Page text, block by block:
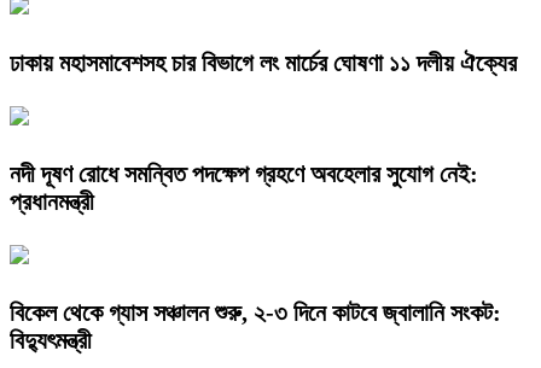
ঢাকায় মহাসমাবেশসহ চার বিভাগে লং মার্চের ঘোষণা ১১ দলীয় ঐক্যের
নদী দূষণ রোধে সমন্বিত পদক্ষেপ গ্রহণে অবহেলার সুযোগ নেই:
প্রধানমন্ত্রী
বিকেল থেকে গ্যাস সঞ্চালন শুরু, ২-৩ দিনে কাটবে জ্বালানি সংকট:
বিদ্যুৎমন্ত্রী